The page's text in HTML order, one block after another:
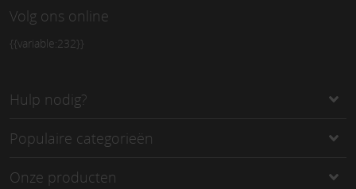
Volg ons online
{{variable:232}}
Hulp nodig?
Populaire categorieën
Onze producten